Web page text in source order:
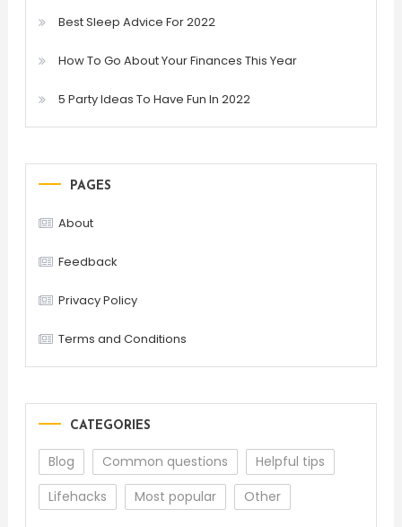
Best Sleep Advice For 2022
How To Go About Your Finances This Year
5 Party Ideas To Have Fun In 2022
PAGES
About
Feedback
Privacy Policy
Terms and Conditions
CATEGORIES
Blog Common questions
Helpful tips
Lifehacks
Most popular Other